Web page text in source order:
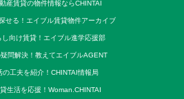
産賃貸の物件情報ならCHINTAI
せる！エイブル賃貸物件アーカイブ
し向け賃貸！エイブル進学応援部
問解決！教えてエイブルAGENT
の工夫を紹介！CHINTAI情報局
生活を応援！Woman.CHINTAI